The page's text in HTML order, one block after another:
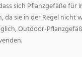
sich Pflanzgefäße für
da sie in der Regel nicht
Outdoor-